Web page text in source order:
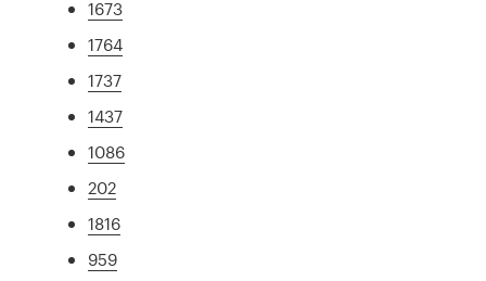
1673
1764
1737
1437
1086
202
1816
959